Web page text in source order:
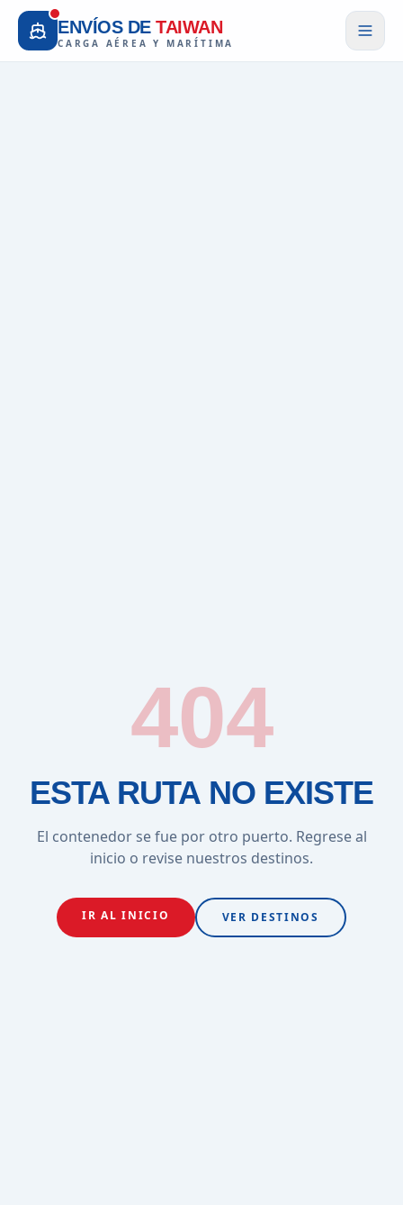
ENVÍOS DE TAIWAN
CARGA AÉREA Y MARÍTIMA
404
ESTA RUTA NO EXISTE
El contenedor se fue por otro puerto. Regrese al
inicio o revise nuestros destinos.
IR AL INICIO VER DESTINOS